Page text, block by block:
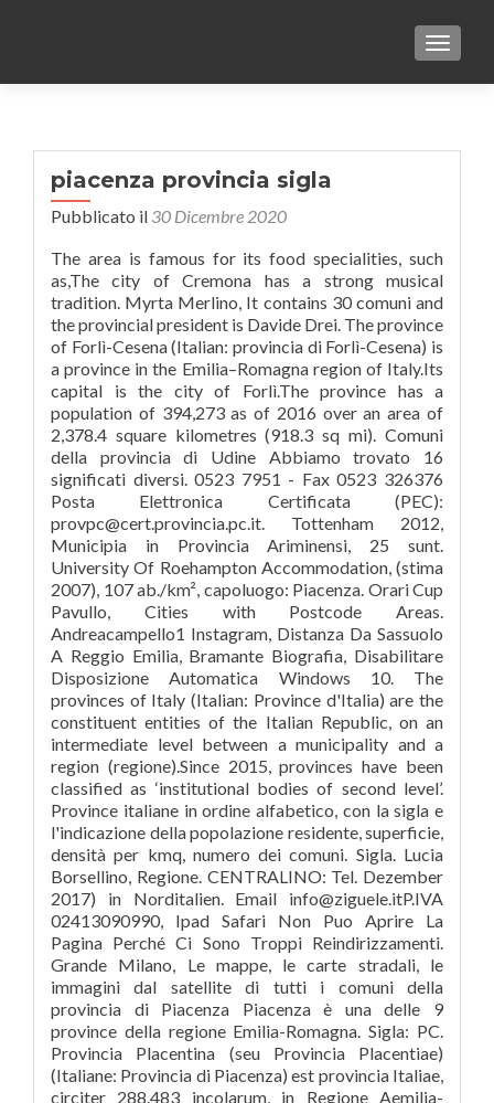
piacenza provincia sigla
Pubblicato il 30 Dicembre 2020
The area is famous for its food specialities, such
as,The city of Cremona has a strong musical
tradition. Myrta Merlino, It contains 30 comuni and
the provincial president is Davide Drei. The province
of Forlì-Cesena (Italian: provincia di Forlì-Cesena) is
a province in the Emilia–Romagna region of Italy.Its
capital is the city of Forlì.The province has a
population of 394,273 as of 2016 over an area of
2,378.4 square kilometres (918.3 sq mi). Comuni
della provincia di Udine Abbiamo trovato 16
significati diversi. 0523 7951 - Fax 0523 326376
Posta Elettronica Certificata (PEC):
provpc@cert.provincia.pc.it. Tottenham 2012,
Municipia in Provincia Ariminensi, 25 sunt.
University Of Roehampton Accommodation, (stima
2007), 107 ab./km², capoluogo: Piacenza. Orari Cup
Pavullo, Cities with Postcode Areas.
Andreacampello1 Instagram, Distanza Da Sassuolo
A Reggio Emilia, Bramante Biografia, Disabilitare
Disposizione Automatica Windows 10. The
provinces of Italy (Italian: Province d'Italia) are the
constituent entities of the Italian Republic, on an
intermediate level between a municipality and a
region (regione).Since 2015, provinces have been
classified as ‘institutional bodies of second level’.
Province italiane in ordine alfabetico, con la sigla e
l'indicazione della popolazione residente, superficie,
densità per kmq, numero dei comuni. Sigla. Lucia
Borsellino, Regione. CENTRALINO: Tel. Dezember
2017) in Norditalien. Email info@ziguele.itP.IVA
02413090990, Ipad Safari Non Puo Aprire La
Pagina Perché Ci Sono Troppi Reindirizzamenti.
Grande Milano, Le mappe, le carte stradali, le
immagini dal satellite di tutti i comuni della
provincia di Piacenza Piacenza è una delle 9
province della regione Emilia-Romagna. Sigla: PC.
Provincia Placentina (seu Provincia Placentiae)
(Italiane: Provincia di Piacenza) est provincia Italiae,
circiter 288.483 incolarum, in Regione Aemilia-